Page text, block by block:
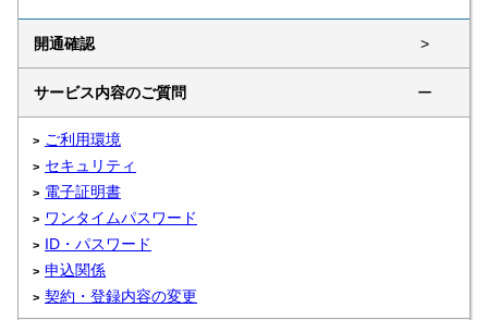
開通確認 >
サービス内容のご質問 ー
ご利用環境
セキュリティ
電子証明書
ワンタイムパスワード
ID・パスワード
申込関係
契約・登録内容の変更